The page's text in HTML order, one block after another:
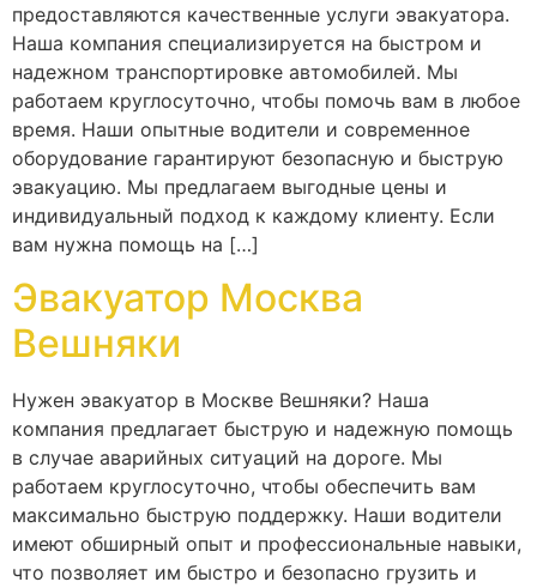
предоставляются качественные услуги эвакуатора.
Наша компания специализируется на быстром и
надежном транспортировке автомобилей. Мы
работаем круглосуточно, чтобы помочь вам в любое
время. Наши опытные водители и современное
оборудование гарантируют безопасную и быструю
эвакуацию. Мы предлагаем выгодные цены и
индивидуальный подход к каждому клиенту. Если
вам нужна помощь на […]
Эвакуатор Москва
Вешняки
Нужен эвакуатор в Москве Вешняки? Наша
компания предлагает быструю и надежную помощь
в случае аварийных ситуаций на дороге. Мы
работаем круглосуточно, чтобы обеспечить вам
максимально быструю поддержку. Наши водители
имеют обширный опыт и профессиональные навыки,
что позволяет им быстро и безопасно грузить и